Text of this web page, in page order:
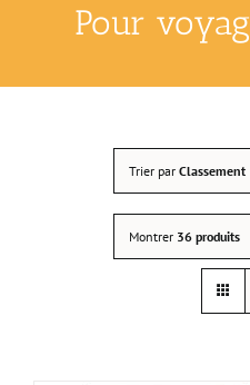
Pour
Trier par Classement
Montrer 36 produits